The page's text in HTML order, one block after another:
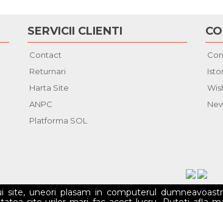
site, uneori plasam in computerul
SERVICII CLIENTI
Contact
Returnari
Harta Site
ANPC
Platforma SOL